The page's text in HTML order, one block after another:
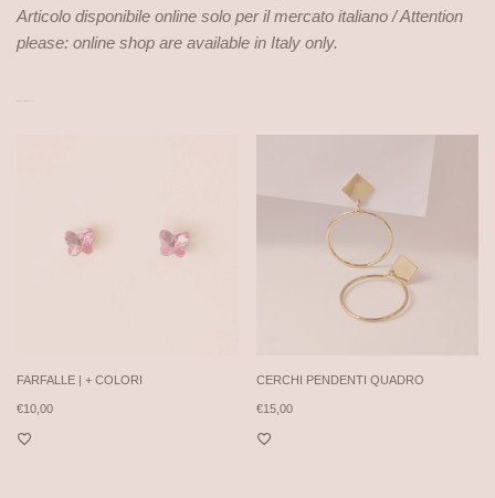
Articolo disponibile online solo per il mercato italiano / Attention
please: online shop are available in Italy only.
FARFALLE | + COLORI
€10,00
CERCHI PENDENTI QUADRO
€15,00